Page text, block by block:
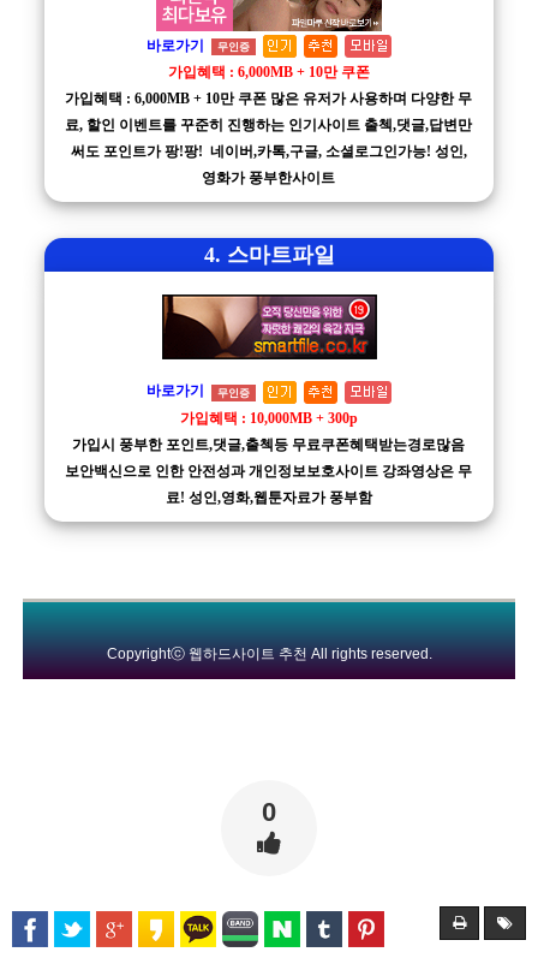
바로가기 무인증
가입혜택 : 6,000MB + 10만 쿠폰
가입혜택 : 6,000MB + 10만 쿠폰 많은 유저가 사용하며 다양한 무
료, 할인 이벤트를 꾸준히 진행하는 인기사이트 출첵,댓글,답변만
써도 포인트가 팡!팡! 네이버,카톡,구글, 소셜로그인가능! 성인,
영화가 풍부한사이트
4. 스마트파일
바로가기 무인증
가입혜택 : 10,000MB + 300p
가입시 풍부한 포인트,댓글,출첵등 무료쿠폰혜택받는경로많음
보안백신으로 인한 안전성과 개인정보보호사이트 강좌영상은 무
료! 성인,영화,웹툰자료가 풍부함
Copyrightⓒ 웹하드사이트 추천 All rights reserved.
0